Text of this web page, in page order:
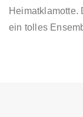
Heimatklamotte.
ein tolles